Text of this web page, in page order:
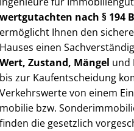
wert­gut­ach­ten nach § 194
ermöglicht Ihnen den
Hauses einen
Wert, Zustand, Mängel und
bis zur Kauf­ent­schei­dung
Verkehrswerte von einem
mo­bi­lie bzw.
finden die gesetzlich